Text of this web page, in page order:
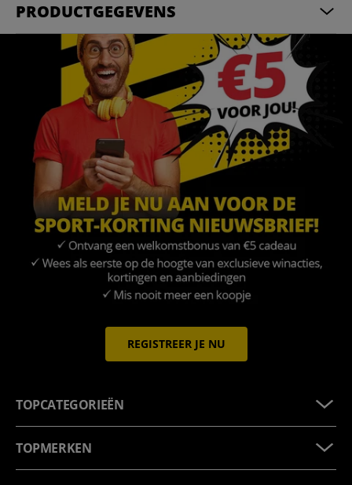
PRODUCTGEGEVENS
REGISTREER JE NU
TOPCATEGORIEËN
TOPMERKEN